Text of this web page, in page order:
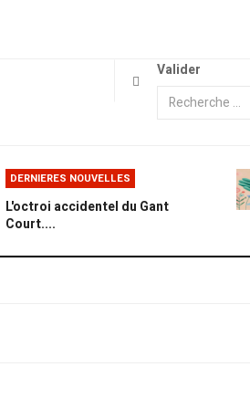
Valider
DERNIERES NOUVELLES
L'octroi accidentel du Gant
Court....